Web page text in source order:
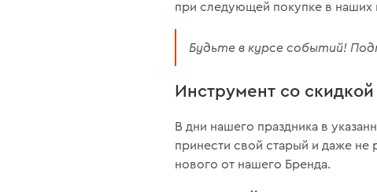
при следующей покупке в наших
Будьте в курсе событий!
Инструмент со скидкой
В дни нашего праздника в
принести свой старый и даже не
нового от нашего Бренда.